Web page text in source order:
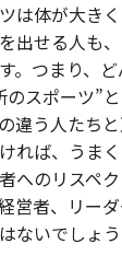
は体が大き
出せる人も
。つまり、
スポーツ”
違う人たち
れば、うま
へのリスペ
営者、リー
ないでしょう